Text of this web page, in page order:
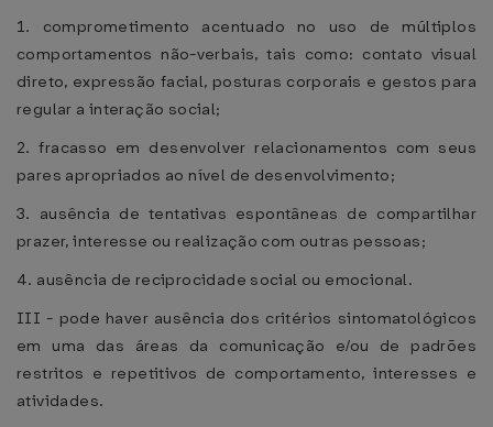
1. comprometimento acentuado no uso de múltiplos
comportamentos não-verbais, tais como: contato visual
direto, expressão facial, posturas corporais e gestos para
regular a interação social;
2. fracasso em desenvolver relacionamentos com seus
pares apropriados ao nível de desenvolvimento;
3. ausência de tentativas espontâneas de compartilhar
prazer, interesse ou realização com outras pessoas;
4. ausência de reciprocidade social ou emocional.
III - pode haver ausência dos critérios sintomatológicos
em uma das áreas da comunicação e/ou de padrões
restritos e repetitivos de comportamento, interesses e
atividades.